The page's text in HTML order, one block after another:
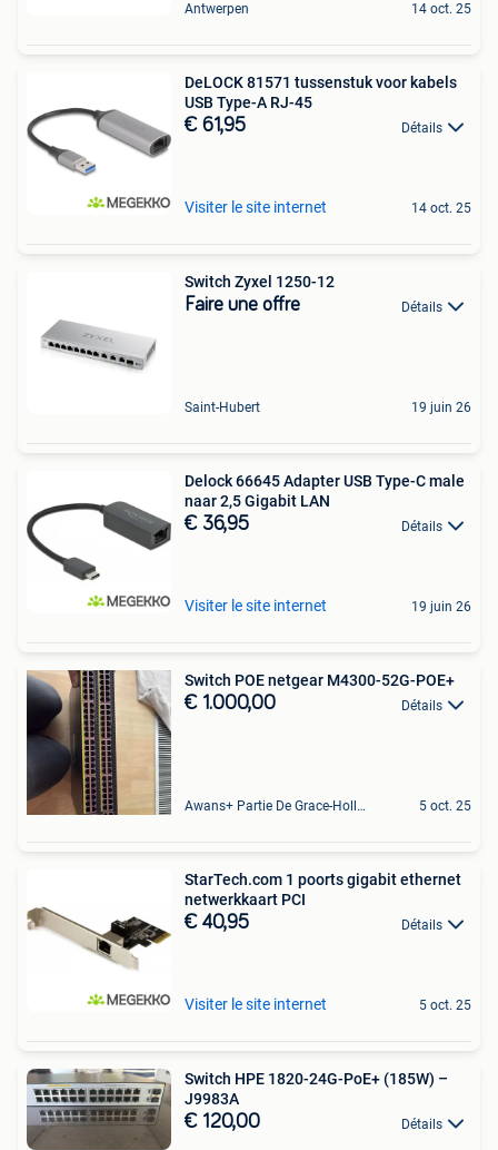
Antwerpen 14 oct. 25
DeLOCK 81571 tussenstuk voor kabels
USB Type-A RJ-45
€ 61,95 Détails
Visiter le site internet 14 oct. 25
Switch Zyxel 1250-12
Faire une offre Détails
Saint-Hubert 19 juin 26
Delock 66645 Adapter USB Type-C male
naar 2,5 Gigabit LAN
€ 36,95 Détails
Visiter le site internet 19 juin 26
Switch POE netgear M4300-52G-POE+
€ 1.000,00 Détails
Awans+ Partie De Grace-Hollogne 5 oct. 25
StarTech.com 1 poorts gigabit ethernet
netwerkkaart PCI
€ 40,95 Détails
Visiter le site internet 5 oct. 25
Switch HPE 1820-24G-PoE+ (185W) –
J9983A
€ 120,00 Détails